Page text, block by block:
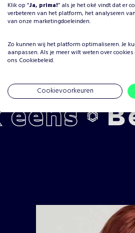
Klik op “Ja, prima!” als je het oké vindt dat er
verbeteren van het platform, het analyseren
van onze marketingdoeleinden.
Zo kunnen wij het platform optimaliseren. Je
aanpassen. Als je meer wilt weten over
ons Cookiebeleid.
Cookievoorkeuren